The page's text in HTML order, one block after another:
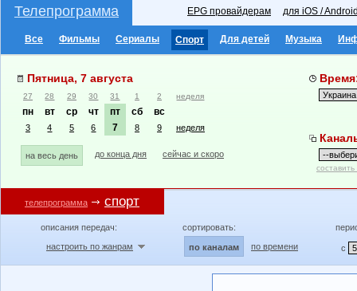
Телепрограмма EPG провайдерам для iOS /
Все Фильмы Сериалы Спорт Для детей Музыка
Пятница, 7 августа
27 28 29 30 31 1 2 неделя
пн вт ср чт пт сб вс
3 4 5 6 7 8 9 неделя
на весь день до конца дня сейчас и скоро
телепрограмма спорт
описания передач:
настроить по жанрам
сортировать:
по каналам по времени с